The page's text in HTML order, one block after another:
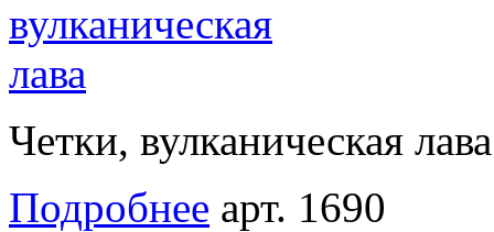
Четки, вулканическая лава
Подробнее арт. 1690